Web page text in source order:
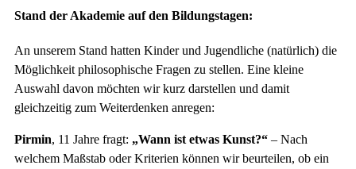
Stand der Akademie auf den Bildungstagen:
An unserem Stand hatten Kinder und Jugendliche (natürlich) die
Möglichkeit philosophische Fragen zu stellen. Eine kleine
Auswahl davon möchten wir kurz darstellen und damit
gleichzeitig zum Weiterdenken anregen:
Pirmin, 11 Jahre fragt: „Wann ist etwas Kunst?“ – Nach
welchem Maßstab oder Kriterien können wir beurteilen, ob ein